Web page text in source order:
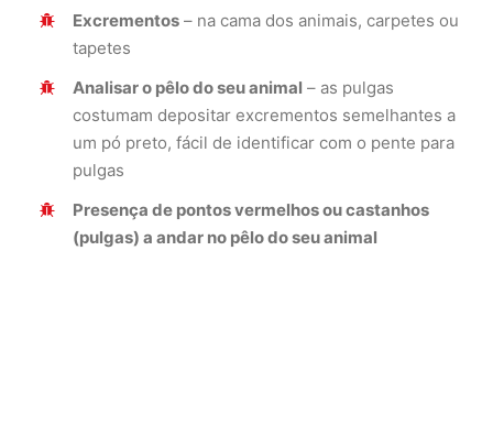
Excrementos – na cama dos animais, carpetes ou
tapetes
Analisar o pêlo do seu animal – as pulgas
costumam depositar excrementos semelhantes a
um pó preto, fácil de identificar com o pente para
pulgas
Presença de pontos vermelhos ou castanhos
(pulgas) a andar no pêlo do seu animal